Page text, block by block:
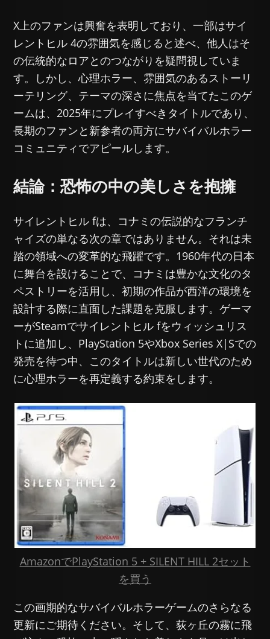
X上のファンは興奮を表明しており、一部はサイ
レントヒル 4の雰囲気を感じると述べ、他人はそ
の伝統的なロアとのつながりを疑問視していま
す。しかし、心理ホラー、雰囲気のあるストーリ
ーテリング、テーマの深さに焦点を当てたこのゲ
ームは、2025年にプレイすべきタイトルであり、
長期のファンと新参者の両方にサバイバルホラー
コミュニティでアピールします。
結論：恐怖の中の美しさを抱擁
サイレントヒル fは、コナミの伝説的なフランチ
ャイズの単なる次の章ではありません。それは未
踏の領域への変革的な飛躍です。1960年代の日本
に舞台を設けることで、コナミは豊かな文化のタ
ペストリーを活用し、初期の作品が西洋の環境を
設計する際に直面した課題を克服します。ゲーマ
ーがSteamでサイレントヒル fをウィッシュリス
トに追加し、PlayStation 5やXbox Series X|Sでの
発売を待つ中、このタイトルは新しい世代のため
に心理ホラーを再定義する約束をします。
AmazonでPlayStation 5 + SILENT HILL 2セット
を買う
この画期的なサバイバルホラーゲームのさらなる
更新にご期待ください。そして、荻ヶ丘の霧に飛